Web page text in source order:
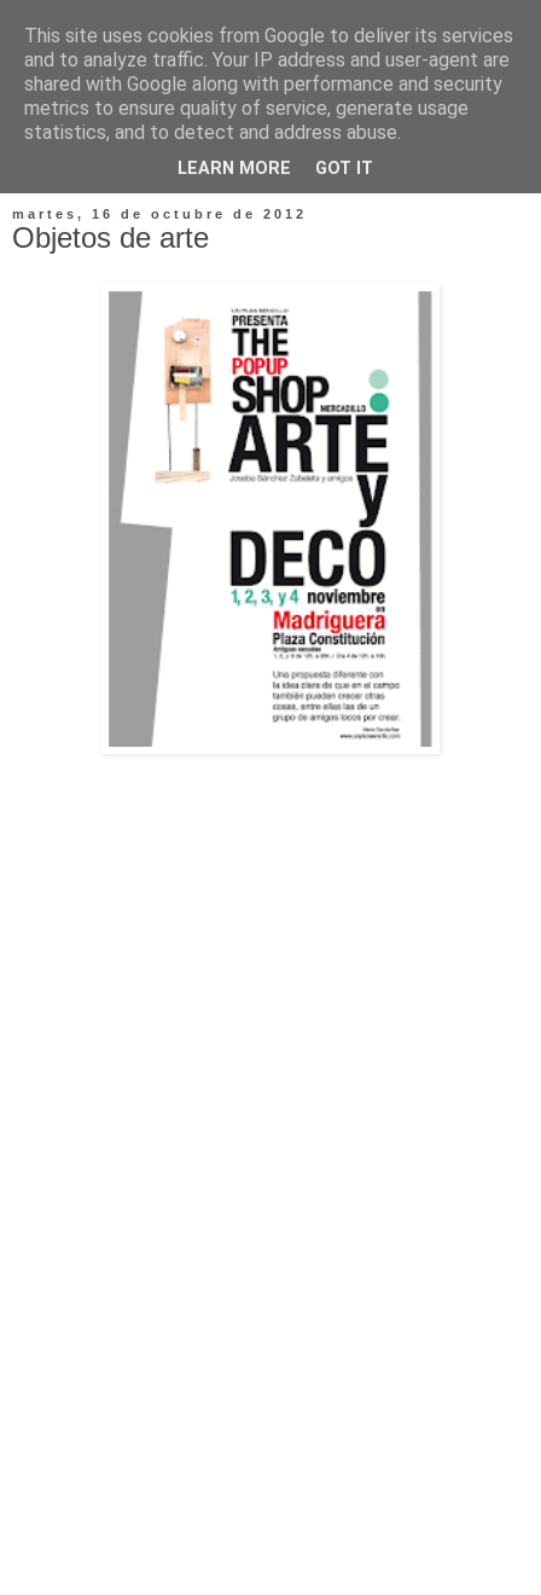
martes, 16 de octubre de 2012
Objetos de arte
This site uses cookies from Google to deliver its services
and to analyze traffic. Your IP address and user-agent are
shared with Google along with performance and security
metrics to ensure quality of service, generate usage
statistics, and to detect and address abuse.
LEARN MORE GOT IT